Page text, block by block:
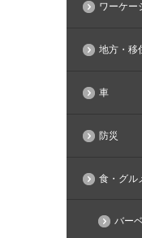
ワーケー
地方・移
車
防災
食・グル
バー